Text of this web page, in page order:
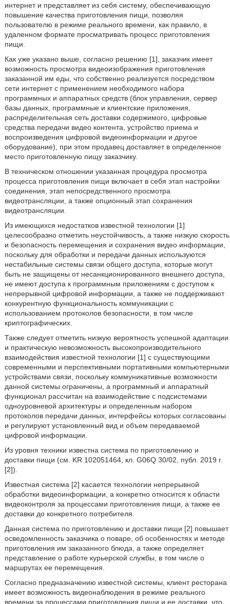
интернет и представляет из себя систему, обеспечивающую
повышение качества приготовления пищи, позволяя
пользователю в режиме реального времени, как правило, в
удаленном формате просматривать процесс приготовления
пищи.
Как уже указано выше, согласно решению [1], заказчик имеет
возможность просмотра видеоизображения приготовления
заказанной им еды, что собственно реализуется посредством
сети интернет с применением необходимого набора
программных и аппаратных средств (блок управления, сервер
базы данных, программные и клиентские приложения,
распределительная сеть доставки содержимого, цифровые
средства передачи видео контента, устройство приема и
воспроизведения цифровой видеоинформации и другое
оборудование), при этом продавец доставляет в определенное
место приготовленную пищу заказчику.
В техническом отношении указанная процедура просмотра
процесса приготовления пищи включает в себя этап настройки
соединения, этап непосредственного просмотра
видеотрансляции, а также опционный этап сохранения
видеотрансляции.
Из имеющихся недостатков известной технологии [1]
целесообразно отметить неустойчивость, а также низкую скорость
и безопасность перемещения и сохранения видео информации,
поскольку для обработки и передачи данных используются
нестабильные системы связи общего доступа, которые могут
быть не защищены от несанкционированного внешнего доступа,
не имеют доступа к программным приложениям с доступом к
непрерывной цифровой информации, а также не поддерживают
конкурентную функциональность коммуникации с
использованием протоколов безопасности, в том числе
криптографических.
Также следует отметить низкую вероятность успешной адаптации
и практическую невозможность высокопроизводительного
взаимодействия известной технологии [1] с существующими
современными и перспективными портативными компьютерными
устройствами связи, поскольку коммуникативные возможности
данной системы ограничены, а программный и аппаратный
функционал рассчитан на взаимодействие с подсистемами
одноуровневой архитектуры и определенным набором
протоколов передачи данных, интерфейсы которых согласованы
и регулируют установленный вид и объем передаваемой
цифровой информации.
Из уровня техники известна система по приготовлению и
доставки пищи (см. KR 102051464, кл. G06Q 30/02, публ. 2019 г.
[2]).
Известная система [2] касается технологии непрерывной
обработки видеоинформации, а конкретно относится к области
видеоконтроля за процессами приготовления пищи, а также ее
доставки до конкретного потребителя.
Данная система по приготовлению и доставки пищи [2] повышает
осведомленность заказчика о поваре, об особенностях и методе
приготовления им заказанного блюда, а также определяет
представление о работе курьерской службы, в том числе о
маршрутах ее перемещения.
Согласно предназначению известной системы, клиент ресторана
имеет возможность видеонаблюдения в режиме реального
времени за процессами приготовления пищи и ее доставки, что